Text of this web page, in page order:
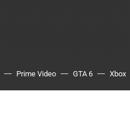
Prime Video GTA 6 Xbox